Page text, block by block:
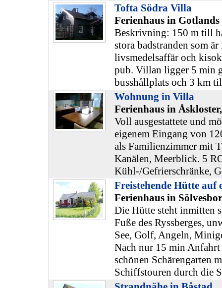
Tofta Södra Villa
Ferienhaus in
Beskrivning: 150 m till
stora badstranden som
livsmedelsaffär och
pub. Villan ligger 5 min
busshållplats och 3 km
Wohnung in Villa
Ferienhaus in
Voll ausgestattete und
eigenem Eingang von
als Familienzimmer mit
Kanälen, Meerblick. 5
Kühl-/Gefrierschränke,
Freistehende Hütte auf
Ferienhaus in
Die Hütte steht inmitten
Fuße des Ryssberges,
See, Golf, Angeln,
Nach nur 15 min Anfahrt
schönen Schärengarten
Schiffstouren durch die